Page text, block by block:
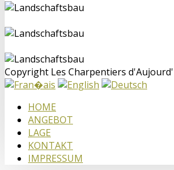
Copyright Les Charpentiers
HOME
ANGEBOT
LAGE
KONTAKT
IMPRESSUM